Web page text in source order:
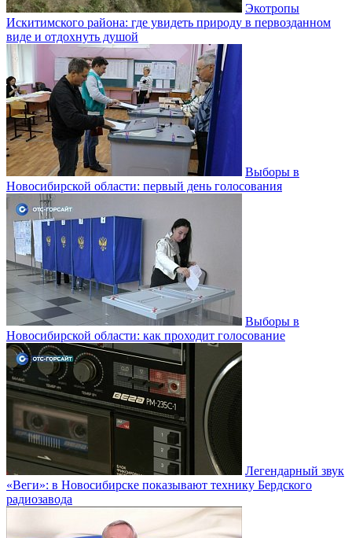
Экотропы
Искитимского района: где увидеть природу в первозданном
виде и отдохнуть душой
Выборы в
Новосибирской области: первый день голосования
Выборы в
Новосибирской области: как проходит голосование
Легендарный звук
«Веги»: в Новосибирске показывают технику Бердского
радиозавода